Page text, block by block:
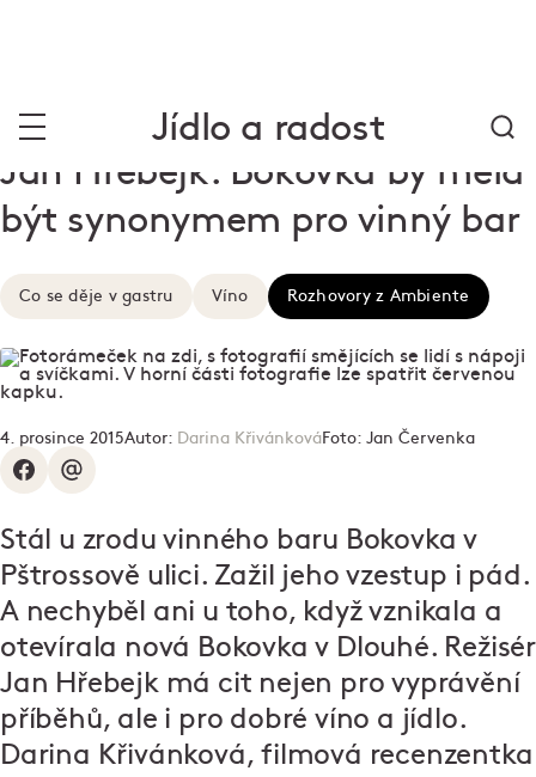
Jídlo a radost
Jan Hřebejk: Bokovka by měla
být synonymem pro vinný bar
Co se děje v gastru Víno Rozhovory z Ambiente
4. prosince 2015Autor: Darina KřivánkováFoto: Jan Červenka
Stál u zrodu vinného baru Bokovka v
Pštrossově ulici. Zažil jeho vzestup i pád.
A nechyběl ani u toho, když vznikala a
otevírala nová Bokovka v Dlouhé. Režisér
Jan Hřebejk má cit nejen pro vyprávění
příběhů, ale i pro dobré víno a jídlo.
Darina Křivánková, filmová recenzentka